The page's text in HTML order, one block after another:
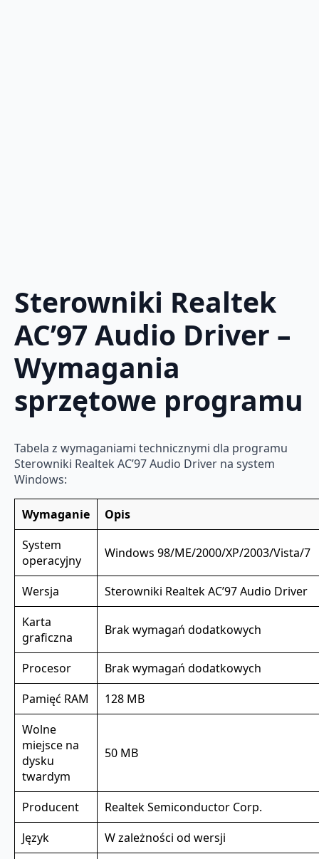
Sterowniki Realtek
AC’97 Audio Driver –
Wymagania
sprzętowe programu
Tabela z wymaganiami technicznymi dla programu
Sterowniki Realtek AC’97 Audio Driver na system
Windows:
Wymaganie
Opis
System
operacyjny
Windows 98/ME/2000/XP/2003/Vista/7
Wersja
Sterowniki Realtek AC’97 Audio Driver
Karta
graficzna
Brak wymagań dodatkowych
Procesor
Brak wymagań dodatkowych
Pamięć RAM
128 MB
Wolne
miejsce na
dysku
twardym
50 MB
Producent
Realtek Semiconductor Corp.
Język
W zależności od wersji